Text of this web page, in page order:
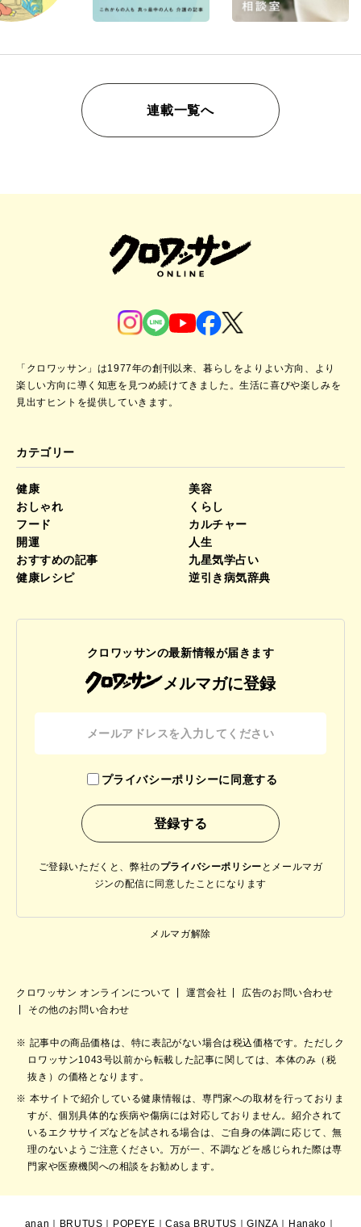
連載一覧へ
「クロワッサン」は1977年の創刊以来、暮らしをよりよい方向、より
楽しい方向に導く知恵を見つめ続けてきました。生活に喜びや楽しみを
見出すヒントを提供していきます。
カテゴリー
健康
美容
おしゃれ
くらし
フード
カルチャー
開運
人生
おすすめの記事
九星気学占い
健康レシピ
逆引き病気辞典
クロワッサンの最新情報が届きます
メルマガに登録
プライバシーポリシーに同意する
ご登録いただくと、弊社のプライバシーポリシー と メールマガ
ジンの配信に同意したことになります
メルマガ解除
クロワッサン オンラインについて 運営会社
広告のお問い合わせ
その他のお問い合わせ
記事中の商品価格は、特に表記がない場合は税込価格です。ただしク
ロワッサン1043号以前から転載した記事に関しては、本体のみ（税
抜き）の価格となります。
本サイトで紹介している健康情報は、専門家への取材を行っておりま
すが、個別具体的な疾病や傷病には対応しておりません。紹介されて
いるエクササイズなどを試される場合は、ご自身の体調に応じて、無
理のないようご注意ください。万が一、不調などを感じられた際は専
門家や医療機関への相談をお勧めします。
anan BRUTUS POPEYE ｜Casa BRUTUS ｜GINZA Hanako